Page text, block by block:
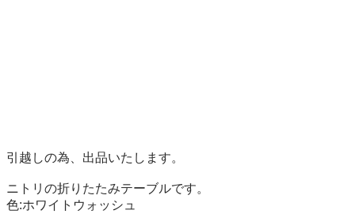
引越しの為、出品いたします。
ニトリの折りたたみテーブルです。
色:ホワイトウォッシュ